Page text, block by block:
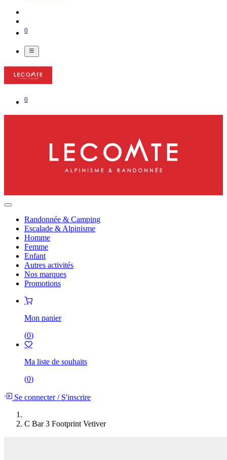
0
0
Randonnée & Camping
Escalade & Alpinisme
Homme
Femme
Enfant
Autres activités
Nos marques
Promotions
Mon panier
(0)
Ma liste de souhaits
(0)
Se connecter/S'inscrire
C Bar 3 Footprint Vetiver